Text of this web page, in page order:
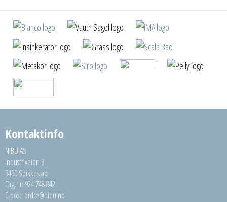
Kontaktinfo
NIBU AS
Industriveien 3
3430 Spikkestad
Org.nr: 924 748 842
E-post: ordre@nibu.no